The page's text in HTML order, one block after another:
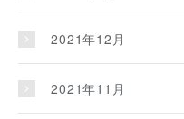
2021年12月
2021年11月